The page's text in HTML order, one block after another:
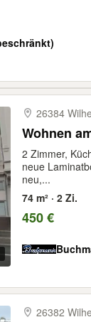
26384
Wohnen
2 Zimmer,
neue
neu,...
74 m² · 2 Zi.
450 €
26382